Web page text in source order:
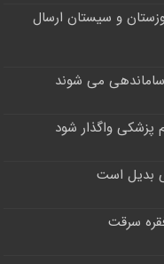
و سیستان ارسال
می شوند
پزشکی واگذار شود
بدیل است